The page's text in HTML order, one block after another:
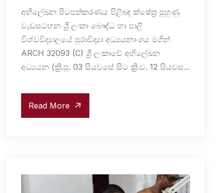
අභිලේඛන පිටපත්කරණය පිළිබඳ ක්ෂේත්‍ර පුහුණු
වැඩසටහන ශ්‍රී ලංකා බෞද්ධ හා පාලි
විශ්වවිද්‍යාලයේ පුරාවිද්‍යා අධ්‍යයනාංශය මගින්
ARCH 32093 (C) ශ්‍රී ලංකාවේ අභිලේඛන
අධ්‍යයන (ක්‍රි.පූ. 03 සියවසේ සිට ක්‍රි.ව. 12 සියවස...
Read More